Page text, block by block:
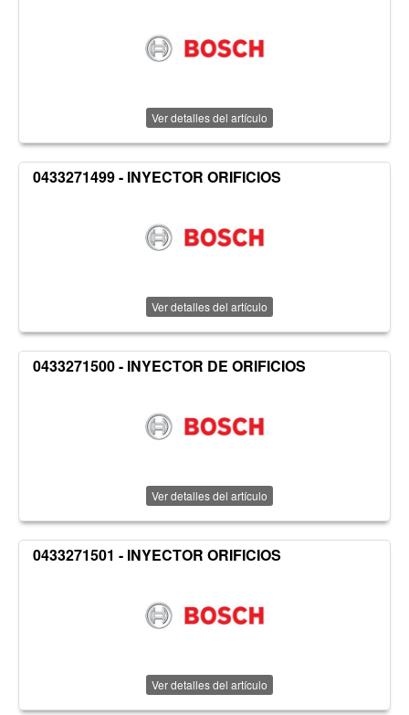
Ver detalles del artículo
0433271499 - INYECTOR ORIFICIOS
Ver detalles del artículo
0433271500 - INYECTOR DE ORIFICIOS
Ver detalles del artículo
0433271501 - INYECTOR ORIFICIOS
Ver detalles del artículo